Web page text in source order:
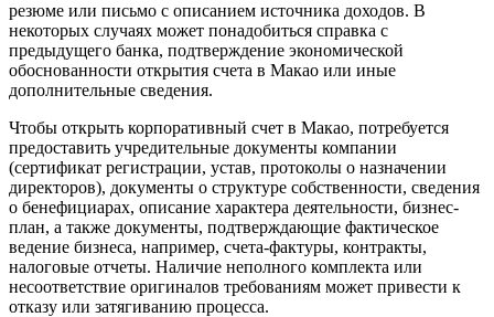
резюме или письмо с описанием источника доходов. В
некоторых случаях может понадобиться справка с
предыдущего банка, подтверждение экономической
обоснованности открытия счета в Макао или иные
дополнительные сведения.
Чтобы открыть корпоративный счет в Макао, потребуется
предоставить учредительные документы компании
(сертификат регистрации, устав, протоколы о назначении
директоров), документы о структуре собственности, сведения
о бенефициарах, описание характера деятельности, бизнес-
план, а также документы, подтверждающие фактическое
ведение бизнеса, например, счета-фактуры, контракты,
налоговые отчеты. Наличие неполного комплекта или
несоответствие оригиналов требованиям может привести к
отказу или затягиванию процесса.